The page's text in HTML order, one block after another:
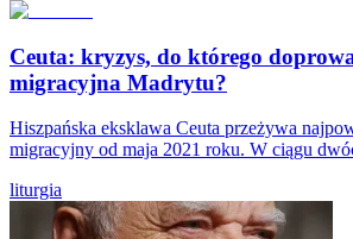
Ceuta: kryzys, do którego
migracyjna Madrytu?
Hiszpańska eksklawa Ceuta przeżywa
migracyjny od maja 2021 roku. W ciągu
liturgia